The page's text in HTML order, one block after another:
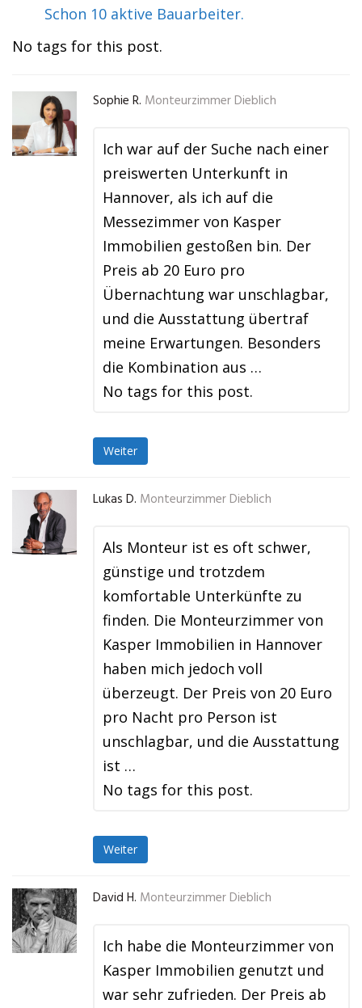
Schon 10 aktive Bauarbeiter.
No tags for this post.
Sophie R. Monteurzimmer Dieblich
Ich war auf der Suche nach einer
preiswerten Unterkunft in
Hannover, als ich auf die
Messezimmer von Kasper
Immobilien gestoßen bin. Der
Preis ab 20 Euro pro
Übernachtung war unschlagbar,
und die Ausstattung übertraf
meine Erwartungen. Besonders
die Kombination aus …
No tags for this post.
Weiter
Lukas D. Monteurzimmer Dieblich
Als Monteur ist es oft schwer,
günstige und trotzdem
komfortable Unterkünfte zu
finden. Die Monteurzimmer von
Kasper Immobilien in Hannover
haben mich jedoch voll
überzeugt. Der Preis von 20 Euro
pro Nacht pro Person ist
unschlagbar, und die Ausstattung
ist …
No tags for this post.
Weiter
David H. Monteurzimmer Dieblich
Ich habe die Monteurzimmer von
Kasper Immobilien genutzt und
war sehr zufrieden. Der Preis ab